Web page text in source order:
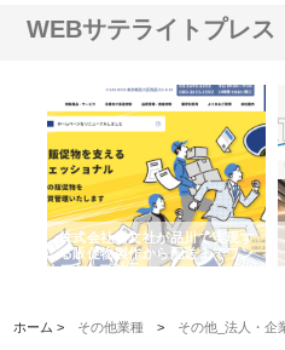
WEBサテライトプレス
株式会社耕文社が品川で実現す
る販促物製作から配送までワン
ストップ対応
ホーム > その他業種 > その他_法人・企